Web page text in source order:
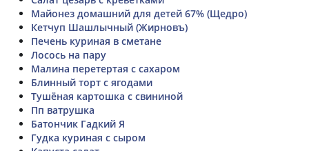
Майонез домашний для детей 67% (Щедро)
Кетчуп Шашлычный (Жирновъ)
Печень куриная в сметане
Лосось на пару
Малина перетертая с сахаром
Блинный торт с ягодами
Тушёная картошка с свининой
Пп ватрушка
Батончик Гадкий Я
Гудка куриная с сыром